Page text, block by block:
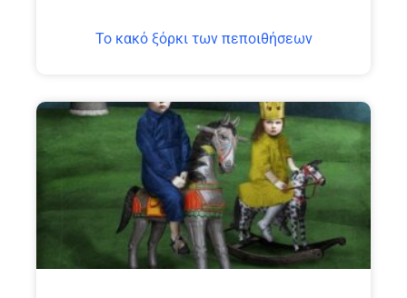
Το κακό ξόρκι των πεποιθήσεων